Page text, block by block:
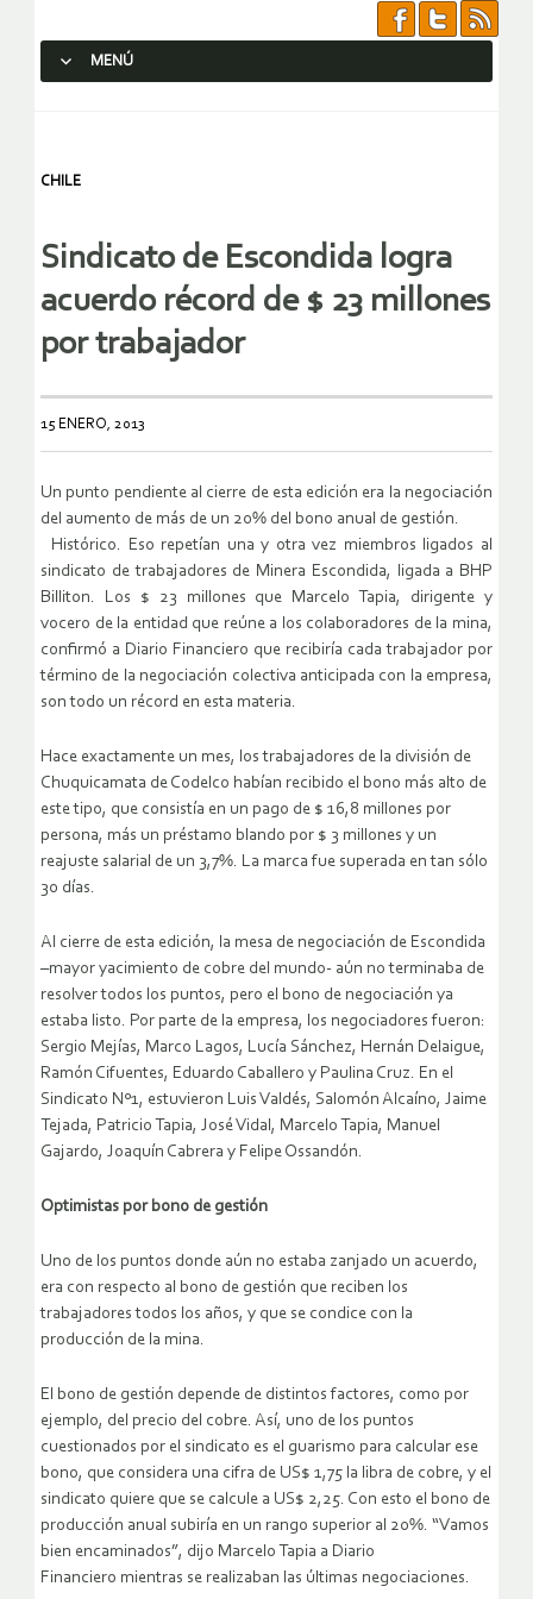
MENÚ
CHILE
Sindicato de Escondida logra
acuerdo récord de $ 23 millones
por trabajador
15 ENERO, 2013
Un punto pendiente al cierre de esta edición era la negociación
del aumento de más de un 20% del bono anual de gestión.
Histórico. Eso repetían una y otra vez miembros ligados al
sindicato de trabajadores de Minera Escondida, ligada a BHP
Billiton. Los $ 23 millones que Marcelo Tapia, dirigente y
vocero de la entidad que reúne a los colaboradores de la mina,
confirmó a Diario Financiero que recibiría cada trabajador por
término de la negociación colectiva anticipada con la empresa,
son todo un récord en esta materia.
Hace exactamente un mes, los trabajadores de la división de
Chuquicamata de Codelco habían recibido el bono más alto de
este tipo, que consistía en un pago de $ 16,8 millones por
persona, más un préstamo blando por $ 3 millones y un
reajuste salarial de un 3,7%. La marca fue superada en tan sólo
30 días.
Al cierre de esta edición, la mesa de negociación de Escondida
–mayor yacimiento de cobre del mundo- aún no terminaba de
resolver todos los puntos, pero el bono de negociación ya
estaba listo. Por parte de la empresa, los negociadores fueron:
Sergio Mejías, Marco Lagos, Lucía Sánchez, Hernán Delaigue,
Ramón Cifuentes, Eduardo Caballero y Paulina Cruz. En el
Sindicato Nº1, estuvieron Luis Valdés, Salomón Alcaíno, Jaime
Tejada, Patricio Tapia, José Vidal, Marcelo Tapia, Manuel
Gajardo, Joaquín Cabrera y Felipe Ossandón.
Optimistas por bono de gestión
Uno de los puntos donde aún no estaba zanjado un acuerdo,
era con respecto al bono de gestión que reciben los
trabajadores todos los años, y que se condice con la
producción de la mina.
El bono de gestión depende de distintos factores, como por
ejemplo, del precio del cobre. Así, uno de los puntos
cuestionados por el sindicato es el guarismo para calcular ese
bono, que considera una cifra de US$ 1,75 la libra de cobre, y el
sindicato quiere que se calcule a US$ 2,25. Con esto el bono de
producción anual subiría en un rango superior al 20%. “Vamos
bien encaminados”, dijo Marcelo Tapia a Diario
Financiero mientras se realizaban las últimas negociaciones.